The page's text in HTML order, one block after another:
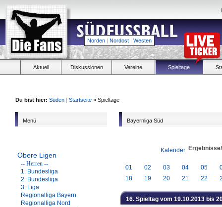
Norden | Nordost | Westen
Aktuell Diskussionen Vereine Spieltage
Du bist hier: Süden | Startseite » Spieltage
Menü
Obere Ligen
-- Herren --
1. Bundesliga
2. Bundesliga
3. Liga
Regionalliga Bayern
Regionalliga Nord
Bayernliga Süd
Kalender
01 02 03 04 05
18
19 20 21 22
16. Spieltag vom 19.10.2013 bis